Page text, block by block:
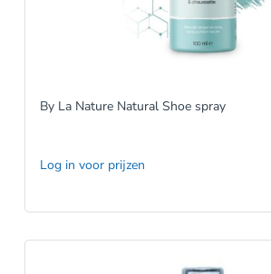
By La Nature Natural Shoe spray
Log in voor prijzen